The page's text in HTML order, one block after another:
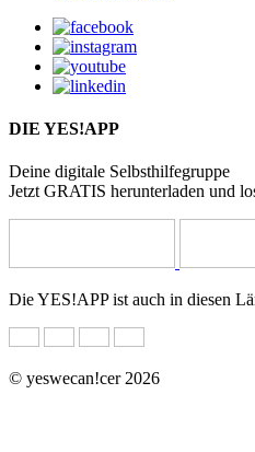
DIE YES!APP
Deine digitale Selbsthilfegruppe
Jetzt GRATIS herunterladen und
Die YES!APP ist auch in diesen
© yeswecan!cer 2026